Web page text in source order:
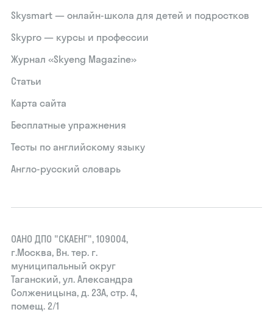
Skysmart — онлайн-школа для детей и подростков
Skypro — курсы и профессии
Журнал «Skyeng Magazine»
Статьи
Карта сайта
Бесплатные упражнения
Тесты по английскому языку
Англо-русский словарь
ОАНО ДПО "СКАЕНГ", 109004,
г.Москва, Вн. тер. г.
муниципальный округ
Таганский, ул. Александра
Солженицына, д. 23А, стр. 4,
помещ. 2/1